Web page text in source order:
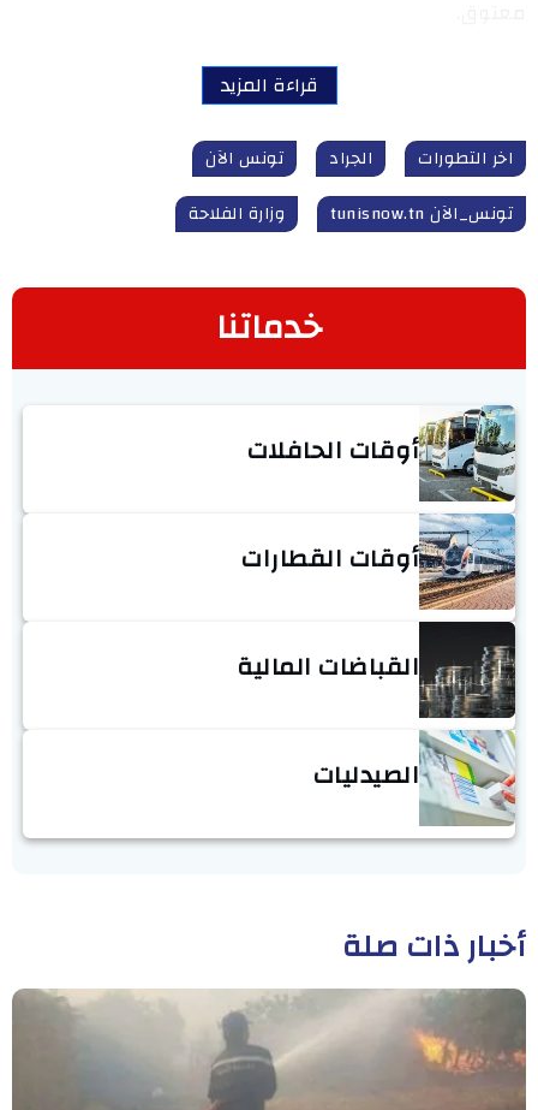
قراءة المزيد
اخر التطورات الجراد
تونس الآن
تونس_الآن tunisnow.tn
وزارة الفلاحة
خدماتنا
أوقات الحافلات
أوقات القطارات
القباضات المالية
الصيدليات
أخبار ذات صلة